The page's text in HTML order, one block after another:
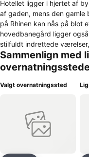
Hotellet ligger i hjertet af
af gaden, mens den
på Rhinen kan nås på blot
hovedbanegård ligger
stilfuldt indrettede
Sammenlign med
Valgt overnatningssted